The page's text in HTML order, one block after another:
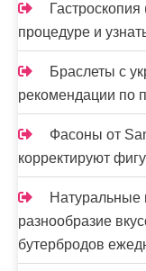
процедуре и
Браслеты с
рекомендации по
Фасоны от
корректируют
Натуральные
разнообразие
бутербродов